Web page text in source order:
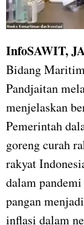
InfoSAWIT,
Bidang
Pandjaitan
menjelaskan
Pemerintah
goreng curah
rakyat
dalam
pangan
inflasi dalam